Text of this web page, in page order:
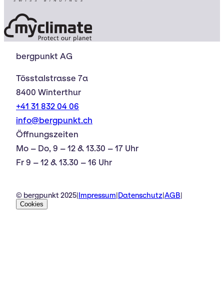
bergpunkt AG
Tösstalstrasse 7a
8400 Winterthur
+41 31 832 04 06
info@bergpunkt.ch
Öffnungszeiten
Mo – Do, 9 – 12 & 13.30 – 17 Uhr
Fr 9 – 12 & 13.30 – 16 Uhr
© bergpunkt 2025 Impressum Datenschutz AGB
Cookies